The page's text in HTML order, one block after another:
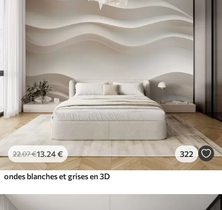
22.07€13 .24€ 322
ondes blanches et grises en 3D